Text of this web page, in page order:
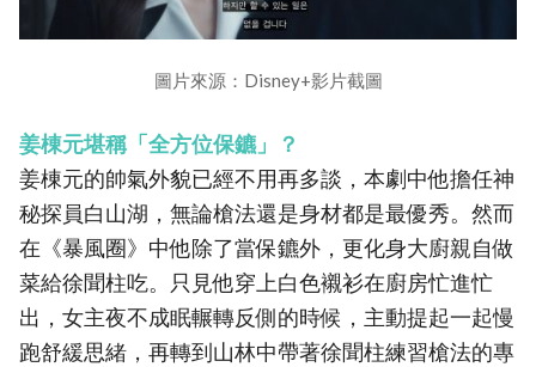
圖片來源：Disney+影片截圖
姜棟元堪稱「全方位保鑣」？
姜棟元的帥氣外貌已經不用再多談，本劇中他擔任神
秘探員白山湖，無論槍法還是身材都是最優秀。然而
在《暴風圈》中他除了當保鑣外，更化身大廚親自做
菜給徐聞柱吃。只見他穿上白色襯衫在廚房忙進忙
出，女主夜不成眠輾轉反側的時候，主動提起一起慢
跑舒緩思緒，再轉到山林中帶著徐聞柱練習槍法的專